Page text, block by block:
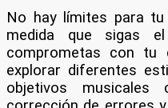
No hay límites para
medida que sigas
comprometas con tu
explorar diferentes
objetivos